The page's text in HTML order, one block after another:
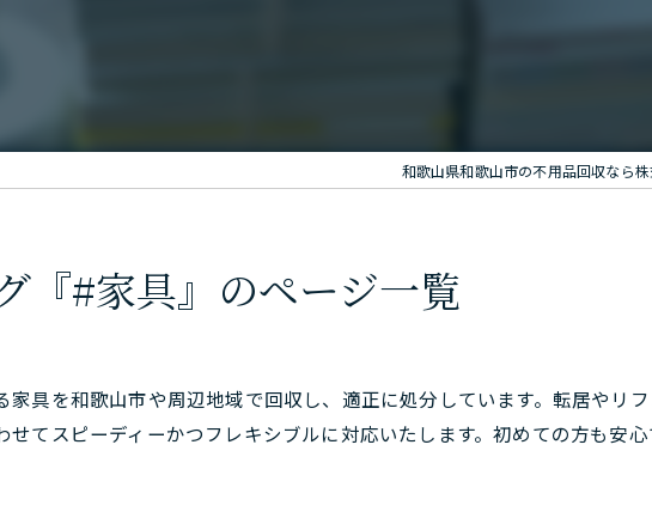
和歌山県和歌山市の不用品回収なら
『#家具』のページ一覧
具を和歌山市や周辺地域で回収し、適正に処分しています。転居やリ
てスピーディーかつフレキシブルに対応いたします。初めての方も安